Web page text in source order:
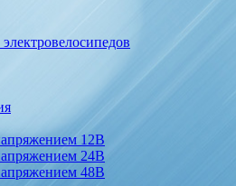
12В
24В
48В